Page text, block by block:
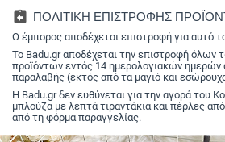
assignment_return ΠΟΛΙΤΙΚΗ ΕΠΙΣΤΡΟΦΗΣ
Ο έμπορος αποδέχεται επιστροφή για αυτό
Το Badu.gr αποδέχεται την επιστροφή όλων
προϊόντων εντός 14 ημερολογιακών ημερών
παραλαβής (εκτός από τα μαγιό και
Η Badu.gr δεν ευθύνεται για την αγορά του
μπλούζα με λεπτά τιραντάκια και πέρλες από
από τη φόρμα παραγγελίας.